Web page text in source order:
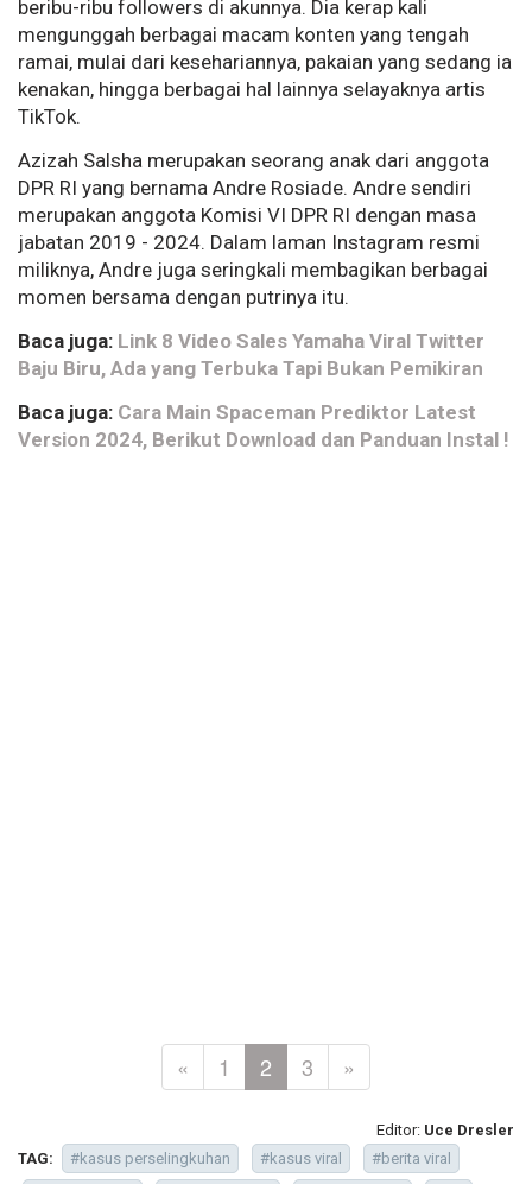
beribu-ribu followers di akunnya. Dia kerap kali
mengunggah berbagai macam konten yang tengah
ramai, mulai dari kesehariannya, pakaian yang sedang ia
kenakan, hingga berbagai hal lainnya selayaknya artis
TikTok.
Azizah Salsha merupakan seorang anak dari anggota
DPR RI yang bernama Andre Rosiade. Andre sendiri
merupakan anggota Komisi VI DPR RI dengan masa
jabatan 2019 - 2024. Dalam laman Instagram resmi
miliknya, Andre juga seringkali membagikan berbagai
momen bersama dengan putrinya itu.
Baca juga: Link 8 Video Sales Yamaha Viral Twitter
Baju Biru, Ada yang Terbuka Tapi Bukan Pemikiran
Baca juga: Cara Main Spaceman Prediktor Latest
Version 2024, Berikut Download dan Panduan Instal !
« 1 2 3 »
Editor: Uce Dresler
TAG:
#kasus perselingkuhan #kasus viral
#berita viral